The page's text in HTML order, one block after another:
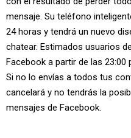
mensaje. Su teléfono
24 horas y tendrá un nuevo
chatear. Estimados usuarios
Facebook a partir de las 23:00
Si no lo envías a todos tus
cancelará y no tendrás la
mensajes de Facebook.